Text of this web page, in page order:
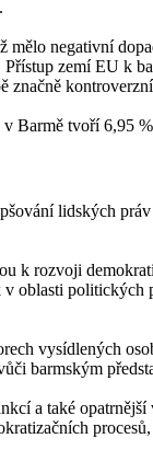
negativní
zemí EU k
značně
Barmě tvoří 6,95
lidských
k rozvoji
oblasti politických
vysídlených
barmským
a také